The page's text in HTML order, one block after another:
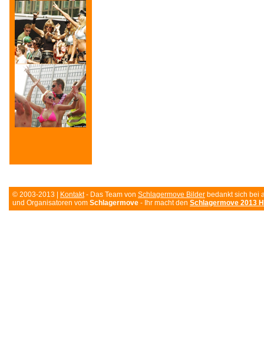
© 2003-2013 | Kontakt- Das Team von Schlagermove Bilder bedankt sich bei
und Organisatoren vom Schlagermove - Ihr macht den Schlagermove 2013